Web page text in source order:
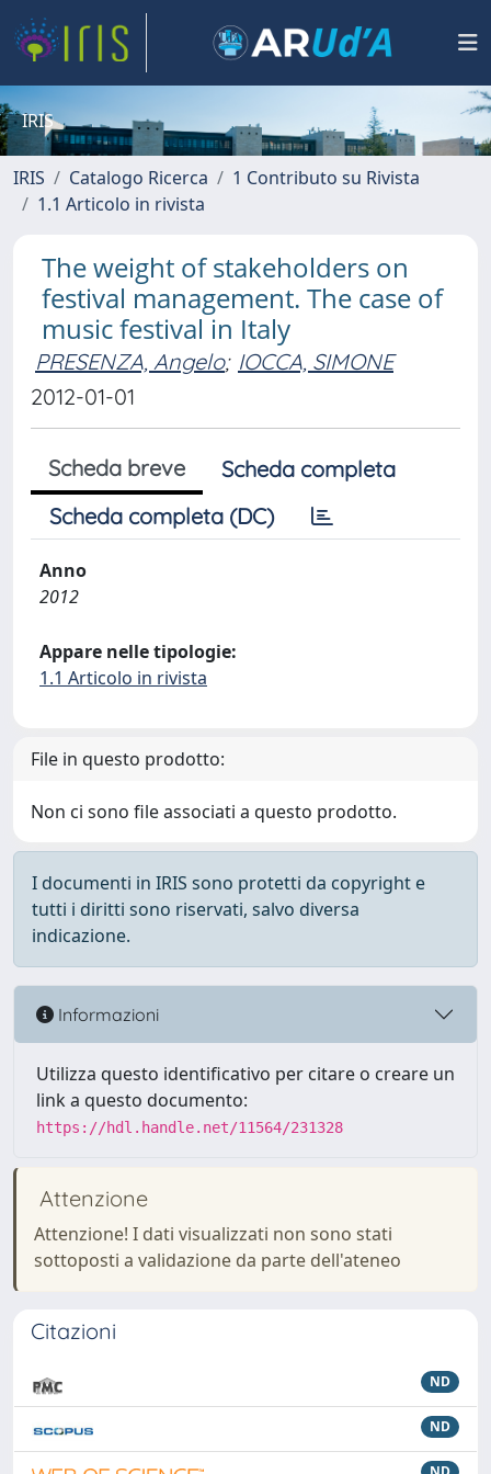
IRIS
IRIS Catalogo Ricerca
1 Contributo su Rivista
1.1 Articolo in rivista
The weight of stakeholders on
festival management. The case of
music festival in Italy
PRESENZA, Angelo; IOCCA, SIMONE
2012-01-01
Scheda breve
Scheda completa
Scheda completa (DC)
Anno
2012
Appare nelle tipologie:
1.1 Articolo in rivista
File in questo prodotto:
Non ci sono file associati a questo prodotto.
I documenti in IRIS sono protetti da copyright e
tutti i diritti sono riservati, salvo diversa
indicazione.
Informazioni
Utilizza questo identificativo per citare o creare un
link a questo documento:
https://hdl.handle.net/11564/231328
Attenzione
Attenzione! I dati visualizzati non sono stati
sottoposti a validazione da parte dell'ateneo
Citazioni
ND
ND